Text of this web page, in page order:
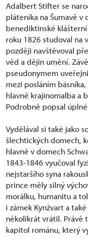
Adalbert Stifter se
pláteníka na Šumavě v
benediktinské
roku 1826 studoval na
později navštěvoval
věd a dějin umění.
pseudonymem
mezi posláním
hlavně krajinomalba a
Podrobně popsal
Vydělával si také jako
šlechtických domech,
hlavně v domech
1843-1846 vyučoval
nejstaršího syna
prince měly silný
morálku, humanitu a
i zámek Kynžvart a
několikrát vrátil. Právě
kapitol románu, který